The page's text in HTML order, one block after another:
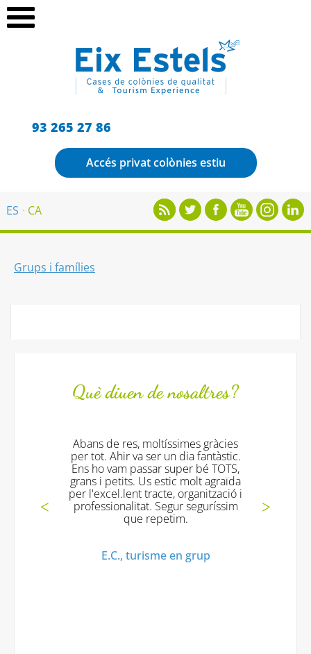
93 265 27 86
Accés privat colònies estiu
ES CA
Grups i famílies
Què diuen de nosaltres?
moltíssimes gràcies
ser un dia fantàstic.
super bé TOTS,
Us estic molt agraïda
tracte, organització i
Segur seguríssim
Tot fantástic!!!! els
excelents!! i
Mª Jesus V.,